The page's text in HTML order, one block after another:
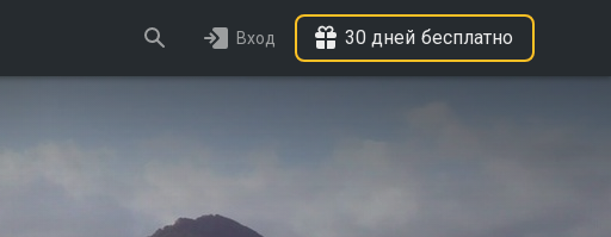
Вход 30 дней бесплатно